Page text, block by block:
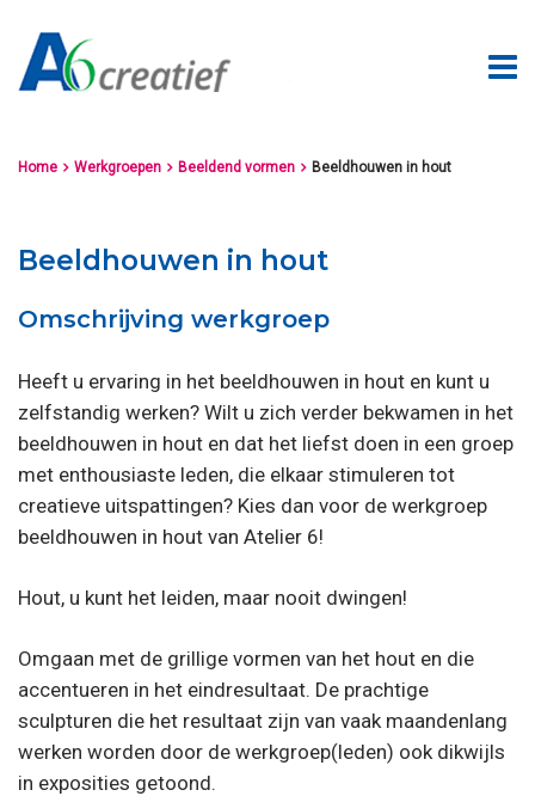
Home  Werkgroepen  Beeldend vormen  Beeldhouwen in hout
Beeldhouwen in hout
Omschrijving werkgroep
Heeft u ervaring in het beeldhouwen in hout en kunt u
zelfstandig werken? Wilt u zich verder bekwamen in het
beeldhouwen in hout en dat het liefst doen in een groep
met enthousiaste leden, die elkaar stimuleren tot
creatieve uitspattingen? Kies dan voor de werkgroep
beeldhouwen in hout van Atelier 6!
Hout, u kunt het leiden, maar nooit dwingen!
Omgaan met de grillige vormen van het hout en die
accentueren in het eindresultaat. De prachtige
sculpturen die het resultaat zijn van vaak maandenlang
werken worden door de werkgroep(leden) ook dikwijls
in exposities getoond.